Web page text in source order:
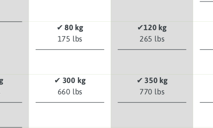
✔ 80 kg
175 lbs
✔ 300 kg
660 lbs
✔120 kg
265 lbs
✔350 kg
770 lbs